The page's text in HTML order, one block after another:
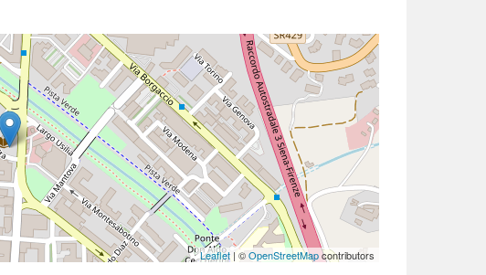
Leaflet| ©OpenStreetMapcontributors